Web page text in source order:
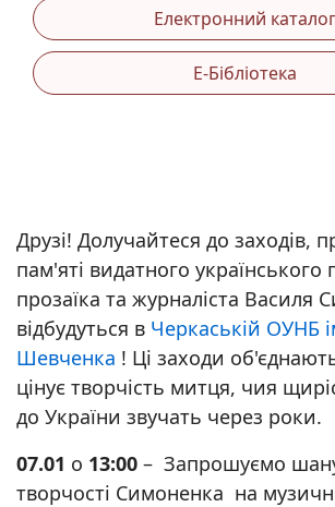
Електронний каталог
Е-Бібліотека
Друзі! Долучайтеся до заходів,
пам'яті видатного українського
прозаїка та журналіста Василя
відбудуться в Черкаській ОУНБ
Шевченка ! Ці заходи
цінує творчість митця, чия
до України звучать через роки.
07.01 о 13:00 – Запрошуємо
творчості Симоненка на